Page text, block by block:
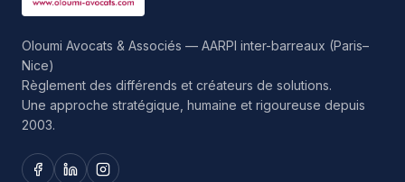
Oloumi Avocats & Associés — AARPI inter-barreaux (Paris–
Nice)
Règlement des différends et créateurs de solutions.
Une approche stratégique, humaine et rigoureuse depuis
2003.